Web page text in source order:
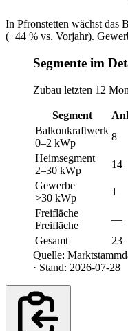
In Pfronstetten wächst das
(+44 % vs. Vorjahr).
Segmente im
Zubau letzten 12
Segment
Balkonkraftwerk
0–2 kWp
8
Heimsegment
2–30 kWp
14
Gewerbe
>30 kWp
1
Freifläche
Freifläche
—
Gesamt
23
Quelle:
· Stand: 2026-07-28